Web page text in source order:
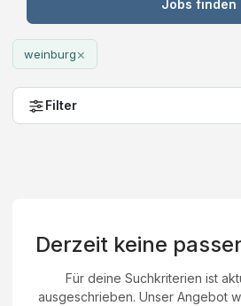
Jobs finden
weinburg×
Filter
Derzeit keine
Für deine Suchkriterien ist
ausgeschrieben. Unser Angebot